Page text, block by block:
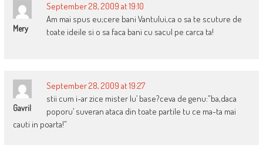
Mery
September 28, 2009 at 19:10
Am mai spus eu;cere bani Vantului,ca o sa te scuture de
toate ideile si o sa faca bani cu sacul pe carca ta!
Gavril
September 28, 2009 at 19:27
stii cum i-ar zice mister lu’ base?ceva de genu:”ba,daca
poporu’ suveran ataca din toate partile tu ce ma-ta mai
cauti in poarta!”